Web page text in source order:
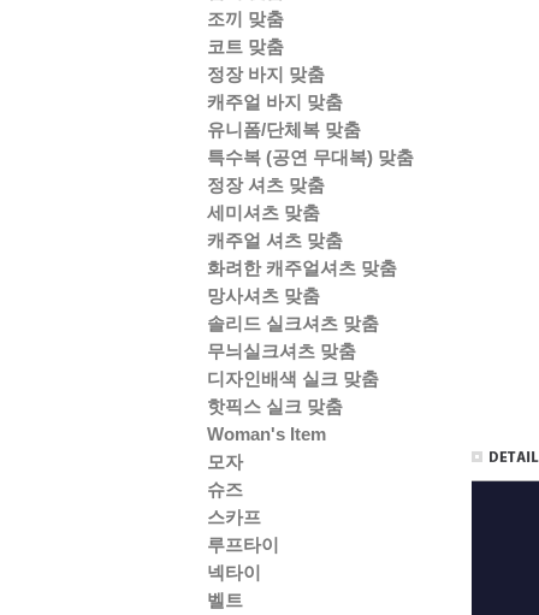
조끼 맞춤
코트 맞춤
정장 바지 맞춤
캐주얼 바지 맞춤
유니폼/단체복 맞춤
특수복 (공연 무대복) 맞춤
정장 셔츠 맞춤
세미셔츠 맞춤
캐주얼 셔츠 맞춤
화려한 캐주얼셔츠 맞춤
망사셔츠 맞춤
솔리드 실크셔츠 맞춤
무늬실크셔츠 맞춤
디자인배색 실크 맞춤
핫픽스 실크 맞춤
Woman's Item
모자
슈즈
스카프
루프타이
넥타이
벨트